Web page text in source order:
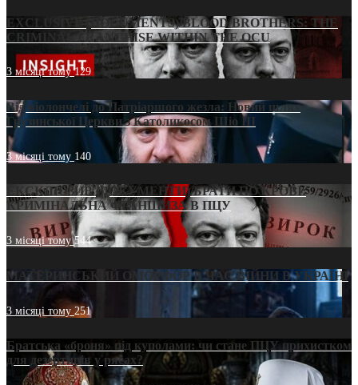
EXCLUSIVE (DOCUMENTS)/BLOOD BROTHERS: THE
CRIMINAL FRANCHISE WITHIN THE OCU
3 місяці тому129
Від віолончелі до Патріаршого жезла: Новий шлях
Грузинської Церкви з Католикосом Шіо III
3 місяці тому 140
ЕКСКЛЮЗИВ (ДОКУМЕНТИ)/БРАТИ ПО КРОВІ:
КРИМІНАЛЬНА ФРАНШИЗА В ПЦУ
3 місяці тому544
МАТЕРИНСЬКИЙ ОМОРФОР В ЧАС ВІЙНИ В УКРАЇНІ
3 місяці тому251
Братська «броня» під куполами: чи стане ПЦУ прихистком
для дезертирів у рясах?